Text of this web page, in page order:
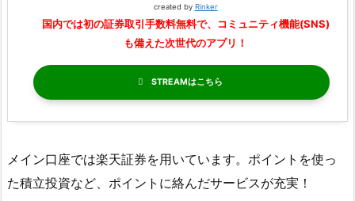
created by Rinker
国内では初の証券取引手数料無料で、コミュニティ機能(SNS)
も備えた次世代のアプリ！
STREAM
メイン口座では楽天証券を用いています。ポイントを使っ
た積立投資など、ポイントに絡んだサービスが充実！